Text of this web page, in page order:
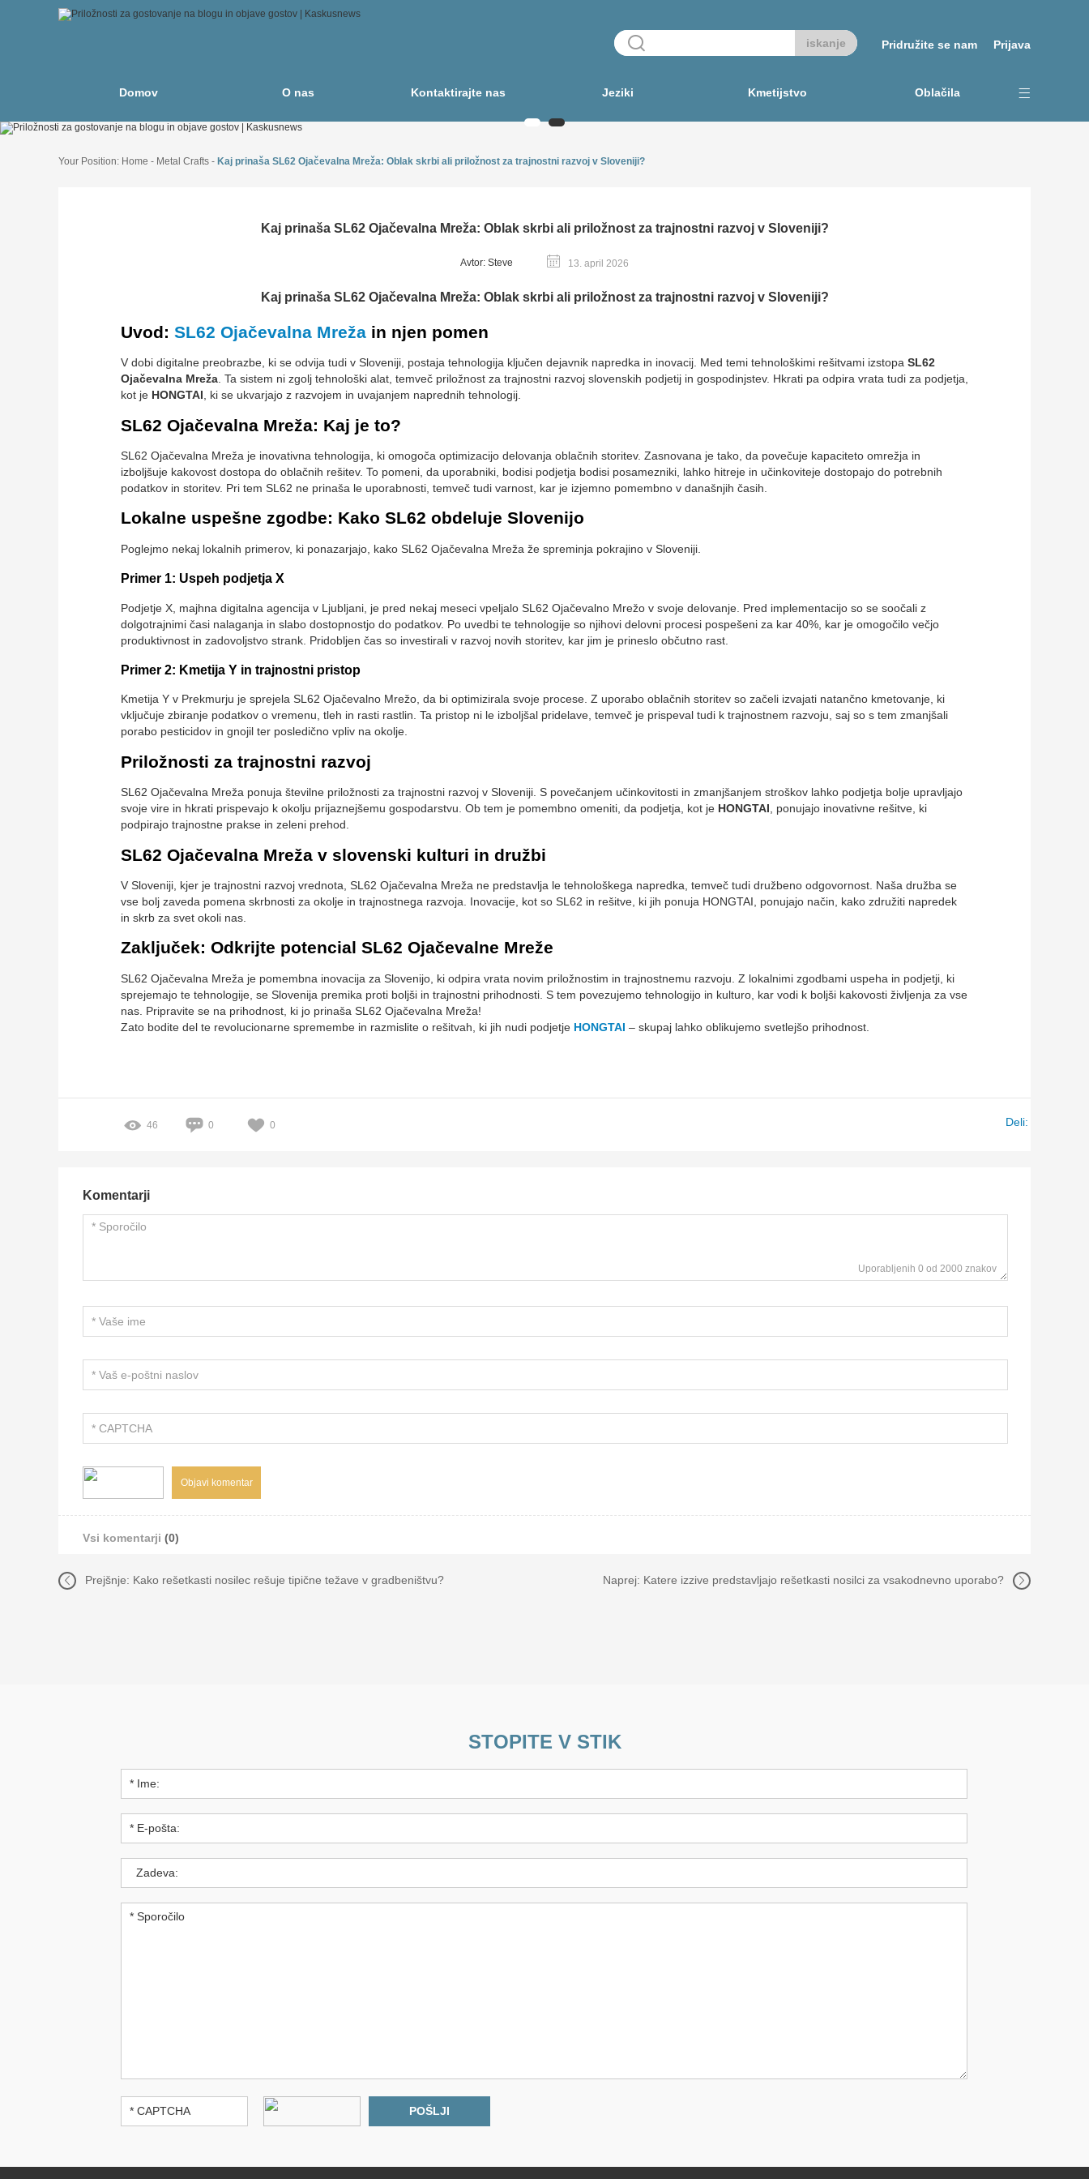
Pridružite se nam Prijava
Domov O nas Kontaktirajte nas Jeziki Kmetijstvo Oblačila
Your Position: Home - Metal Crafts - Kaj prinaša SL62 Ojačevalna Mreža: Oblak skrbi ali priložnost za trajnostni razvoj v Sloveniji?
Kaj prinaša SL62 Ojačevalna Mreža: Oblak skrbi ali priložnost za trajnostni razvoj v Sloveniji?
Avtor: Steve 13. april 2026
Kaj prinaša SL62 Ojačevalna Mreža: Oblak skrbi ali priložnost za trajnostni razvoj v Sloveniji?
Uvod: SL62 Ojačevalna Mreža in njen pomen
V dobi digitalne preobrazbe, ki se odvija tudi v Sloveniji, postaja tehnologija ključen dejavnik napredka in inovacij. Med temi tehnološkimi rešitvami izstopa SL62
Ojačevalna Mreža . Ta sistem ni zgolj tehnološki alat, temveč priložnost za trajnostni razvoj slovenskih podjetij in gospodinjstev. Hkrati pa odpira vrata tudi za podjetja,
kot je HONGTAI , ki se ukvarjajo z razvojem in uvajanjem naprednih tehnologij.
SL62 Ojačevalna Mreža: Kaj je to?
SL62 Ojačevalna Mreža je inovativna tehnologija, ki omogoča optimizacijo delovanja oblačnih storitev. Zasnovana je tako, da povečuje kapaciteto omrežja in
izboljšuje kakovost dostopa do oblačnih rešitev. To pomeni, da uporabniki, bodisi podjetja bodisi posamezniki, lahko hitreje in učinkoviteje dostopajo do potrebnih
podatkov in storitev. Pri tem SL62 ne prinaša le uporabnosti, temveč tudi varnost, kar je izjemno pomembno v današnjih časih.
Lokalne uspešne zgodbe: Kako SL62 obdeluje Slovenijo
Poglejmo nekaj lokalnih primerov, ki ponazarjajo, kako SL62 Ojačevalna Mreža že spreminja pokrajino v Sloveniji.
Primer 1: Uspeh podjetja X
Podjetje X, majhna digitalna agencija v Ljubljani, je pred nekaj meseci vpeljalo SL62 Ojačevalno Mrežo v svoje delovanje. Pred implementacijo so se soočali z
dolgotrajnimi časi nalaganja in slabo dostopnostjo do podatkov. Po uvedbi te tehnologije so njihovi delovni procesi pospešeni za kar 40%, kar je omogočilo večjo
produktivnost in zadovoljstvo strank. Pridobljen čas so investirali v razvoj novih storitev, kar jim je prineslo občutno rast.
Primer 2: Kmetija Y in trajnostni pristop
Kmetija Y v Prekmurju je sprejela SL62 Ojačevalno Mrežo, da bi optimizirala svoje procese. Z uporabo oblačnih storitev so začeli izvajati natančno kmetovanje, ki
vključuje zbiranje podatkov o vremenu, tleh in rasti rastlin. Ta pristop ni le izboljšal pridelave, temveč je prispeval tudi k trajnostnem razvoju, saj so s tem zmanjšali
porabo pesticidov in gnojil ter posledično vpliv na okolje.
Priložnosti za trajnostni razvoj
SL62 Ojačevalna Mreža ponuja številne priložnosti za trajnostni razvoj v Sloveniji. S povečanjem učinkovitosti in zmanjšanjem stroškov lahko podjetja bolje upravljajo
svoje vire in hkrati prispevajo k okolju prijaznejšemu gospodarstvu. Ob tem je pomembno omeniti, da podjetja, kot je HONGTAI, ponujajo inovativne rešitve, ki
podpirajo trajnostne prakse in zeleni prehod.
SL62 Ojačevalna Mreža v slovenski kulturi in družbi
V Sloveniji, kjer je trajnostni razvoj vrednota, SL62 Ojačevalna Mreža ne predstavlja le tehnološkega napredka, temveč tudi družbeno odgovornost. Naša družba se
vse bolj zaveda pomena skrbnosti za okolje in trajnostnega razvoja. Inovacije, kot so SL62 in rešitve, ki jih ponuja HONGTAI, ponujajo način, kako združiti napredek
in skrb za svet okoli nas.
Zaključek: Odkrijte potencial SL62 Ojačevalne Mreže
SL62 Ojačevalna Mreža je pomembna inovacija za Slovenijo, ki odpira vrata novim priložnostim in trajnostnemu razvoju. Z lokalnimi zgodbami uspeha in podjetji, ki
sprejemajo te tehnologije, se Slovenija premika proti boljši in trajnostni prihodnosti. S tem povezujemo tehnologijo in kulturo, kar vodi k boljši kakovosti življenja za vse
nas. Pripravite se na prihodnost, ki jo prinaša SL62 Ojačevalna Mreža!
Zato bodite del te revolucionarne spremembe in razmislite o rešitvah, ki jih nudi podjetje HONGTAI – skupaj lahko oblikujemo svetlejšo prihodnost.
46 0 0 Deli:
Komentarji
Uporabljenih 0 od 2000 znakov
Vsi komentarji (0)
Prejšnje: Kako rešetkasti nosilec rešuje tipične težave v gradbeništvu? Naprej: Katere izzive predstavljajo rešetkasti nosilci za vsakodnevno uporabo?
STOPITE V STIK